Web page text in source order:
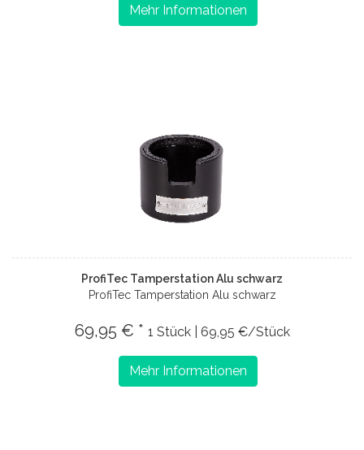
Mehr Informationen
ProfiTec Tamperstation Alu schwarz
ProfiTec Tamperstation Alu schwarz
69,95 € * 1 Stück | 69,95 €/Stück
Mehr Informationen